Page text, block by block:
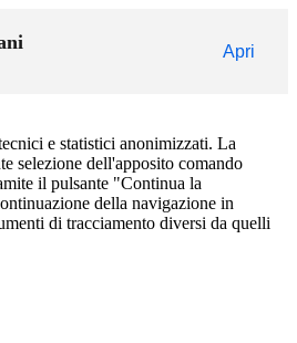
Apri
e statistici anonimizzati. La
selezione dell'apposito comando
il pulsante "Continua la
della navigazione in
di tracciamento diversi da quelli